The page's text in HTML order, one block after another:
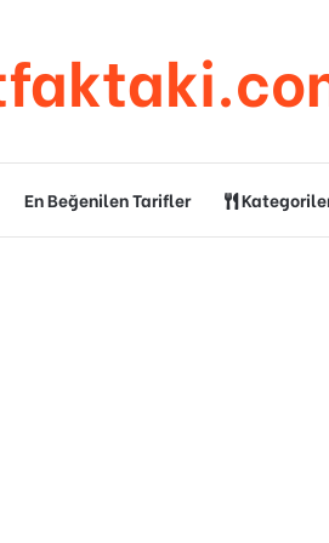
En Beğenilen Tarifler